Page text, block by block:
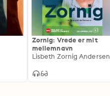
Zornig: Vrede er mit
mellemnavn
Lisbeth Zornig Andersen